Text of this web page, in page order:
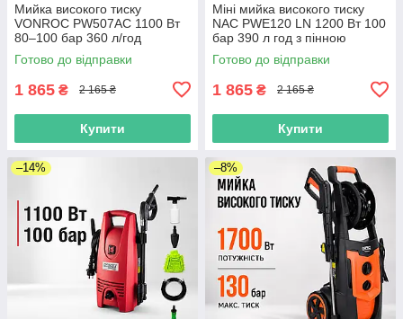
Мийка високого тиску
VONROC PW507AC 1100 Вт
80–100 бар 360 л/год
Готово до відправки
1 865 ₴ 2 165 ₴
Купити
Міні мийка високого тиску
NAC PWE120 LN 1200 Вт 100
бар 390 л год з пінною
насадкою для авто дому
гаража
Готово до відправки
1 865 ₴ 2 165 ₴
Купити
–14% –8%